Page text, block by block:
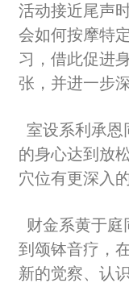
活动接近尾声
会如何按摩特
习，借此促进
张，并进一步
室设系利承恩
的身心达到放
穴位有更深入
财金系黄于庭
到颂钵音疗，
新的觉察、认识